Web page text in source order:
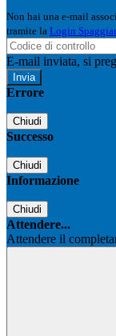
Non hai una e-mail
tramite la Login
E-mail inviata, si
Errore
Chiudi
Successo
Chiudi
Informazione
Chiudi
Attendere...
Attendere il